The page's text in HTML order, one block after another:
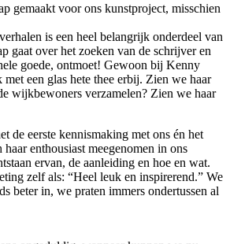
gemaakt voor ons kunstproject, misschien
is een heel belangrijk onderdeel van
gaat over het zoeken van de schrijver en
goede, ontmoet! Gewoon bij Kenny
een glas hete thee erbij. Zien we haar
wijkbewoners verzamelen? Zien we haar
de eerste kennismaking met ons én het
enthousiast meegenomen in ons
ervan, de aanleiding en hoe en wat.
zelf als: “Heel leuk en inspirerend.” We
beter in, we praten immers ondertussen al